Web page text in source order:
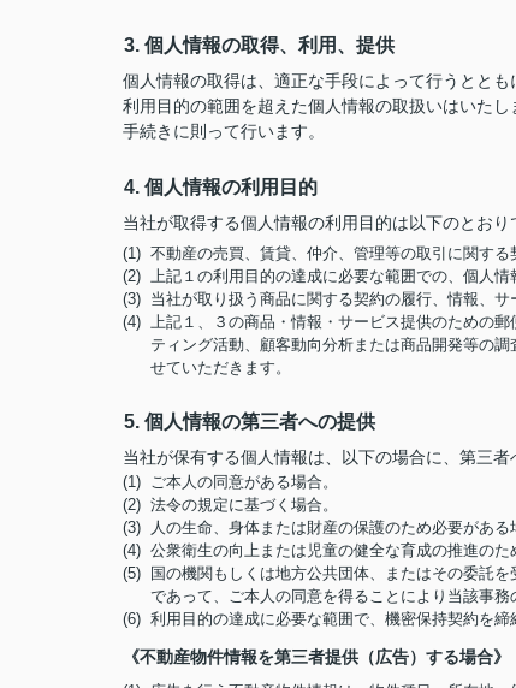
3. 個人情報の取得、利用、提供
個人情報の取得は、適正な手段によって行うとと
利用目的の範囲を超えた個人情報の取扱いはいた
手続きに則って行います。
4. 個人情報の利用目的
当社が取得する個人情報の利用目的は以下のとおり
(1) 不動産の売買、賃貸、仲介、管理等の取引に関する
(2) 上記１の利用目的の達成に必要な範囲での、個人情
(3) 当社が取り扱う商品に関する契約の履行、情報、サ
(4) 上記１、３の商品・情報・サービス提供のための
ティング活動、顧客動向分析または商品開発等の
せていただきます。
5. 個人情報の第三者への提供
当社が保有する個人情報は、以下の場合に、第三者
(1) ご本人の同意がある場合。
(2) 法令の規定に基づく場合。
(3) 人の生命、身体または財産の保護のため必要がある
(4) 公衆衛生の向上または児童の健全な育成の推進のた
(5) 国の機関もしくは地方公共団体、またはその委託
であって、ご本人の同意を得ることにより当該事務
(6) 利用目的の達成に必要な範囲で、機密保持契約を締
《不動産物件情報を第三者提供（広告）する場合》